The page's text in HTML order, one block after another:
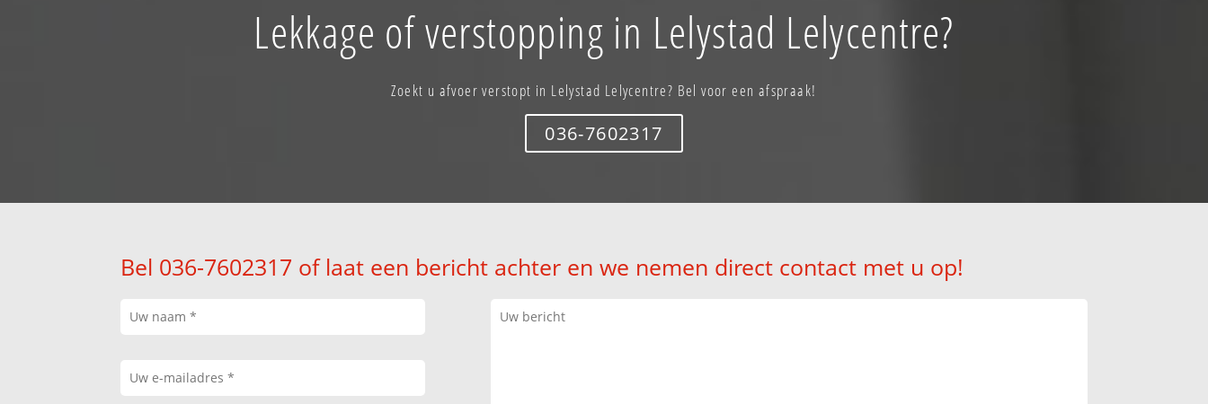
Lekkage of verstopping in Lelystad Lelycentre?
Zoekt u afvoer verstopt in Lelystad Lelycentre? Bel voor een afspraak!
036-7602317
Bel 036-7602317 of laat een bericht achter en we nemen direct contact met u op!